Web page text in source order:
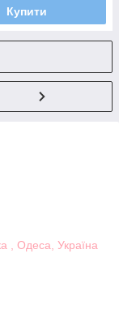
Купити
, Одеса, Україна